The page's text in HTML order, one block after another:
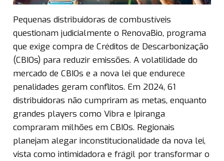
Pequenas distribuidoras de combustíveis
questionam judicialmente o RenovaBio, programa
que exige compra de Créditos de Descarbonização
(CBIOs) para reduzir emissões. A volatilidade do
mercado de CBIOs e a nova lei que endurece
penalidades geram conflitos. Em 2024, 61
distribuidoras não cumpriram as metas, enquanto
grandes players como Vibra e Ipiranga
compraram milhões em CBIOs. Regionais
planejam alegar inconstitucionalidade da nova lei,
vista como intimidadora e frágil por transformar o